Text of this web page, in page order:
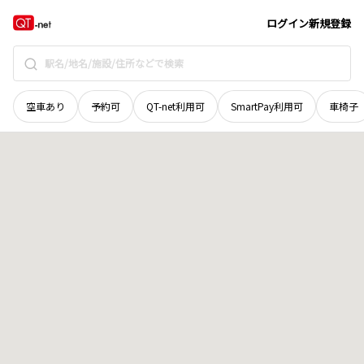
ログイン新規登録
空車あり 予約可 QT-net利用可 SmartPay利用可 車椅子
青森県